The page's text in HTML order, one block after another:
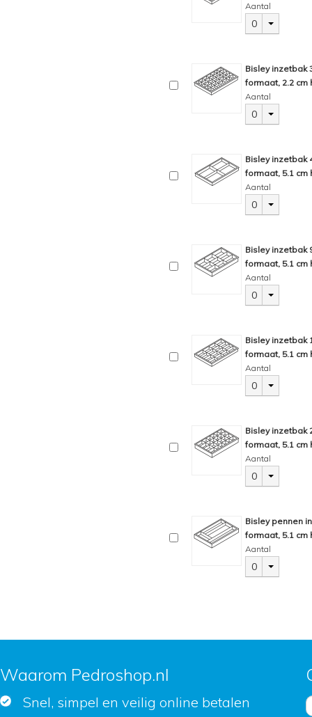
Aantal
0
Bisley inzetbak
formaat, 2.2 cm
Aantal
0
Bisley inzetbak
formaat, 5.1 cm
Aantal
0
Bisley inzetbak
formaat, 5.1 cm
Aantal
0
Bisley inzetbak
formaat, 5.1 cm
Aantal
0
Bisley inzetbak
formaat, 5.1 cm
Aantal
0
Bisley pennen
formaat, 5.1 cm
Aantal
0
Waarom Pedroshop.nl
Snel, simpel en veilig online betalen